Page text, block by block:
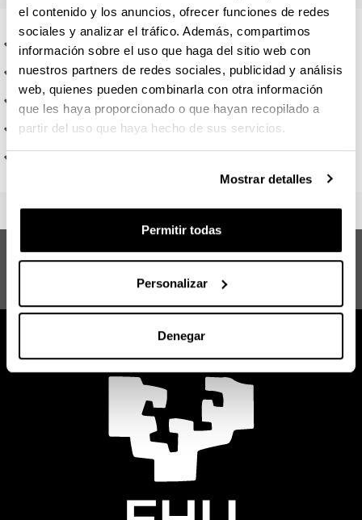
el contenido y los anuncios, ofrecer funciones de redes
sociales y analizar el tráfico. Además, compartimos
información sobre el uso que haga del sitio web con
nuestros partners de redes sociales, publicidad y análisis
web, quienes pueden combinarla con otra información
que les haya proporcionado o que hayan recopilado a
partir del uso que haya hecho de sus servicios.
Mostrar detalles
Permitir todas
Personalizar
Denegar
Ingeniería Telemática
Lingüística Aplicada
Tecnologías del Habla
Tecnologías del Lenguaje Escrito
Máster Erasmus Mundus en